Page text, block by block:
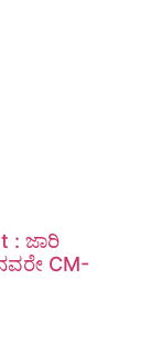
: ಜಾರಿ
CM-